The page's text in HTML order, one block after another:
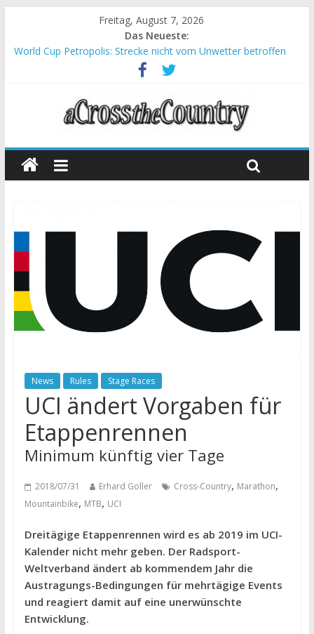
Freitag, August 7, 2026
Das Neueste:
World Cup Petropolis: Strecke nicht vom Unwetter betroffen
Krumbach und Obergessertshausen: Mountainbike-Bundesliga
Supercup Massi Banyoles: Siege für Carod und Richards
Halbzeit beim Andalucia Bike Race: Weltmeister Seewald führt
Chelva: Schweizer Doppelsieg beim ersten XCO-Rennen der
News Rules Stage Races
UCI ändert Vorgaben für
Etappenrennen
Minimum künftig vier Tage
2018/07/31 Erhard Goller Cross-Country, Marathon,
Mountainbike, MTB, UCI
Dreitägige Etappenrennen wird es ab 2019 im UCI-
Kalender nicht mehr geben. Der Radsport-
Weltverband ändert ab kommendem Jahr die
Austragungs-Bedingungen für mehrtägige Events
und reagiert damit auf eine unerwünschte
Entwicklung.